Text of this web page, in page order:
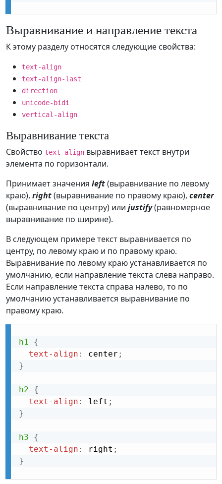
Выравнивание и направление текста
К этому разделу относятся следующие свойства:
text-align
text-align-last
direction
unicode-bidi
vertical-align
Выравнивание текста
Свойство text-align выравнивает текст внутри
элемента по горизонтали.
Принимает значения left(выравнивание по левому
краю), right(выравнивание по правому краю), center
(выравнивание по центру) или justify(равномерное
выравнивание по ширине).
В следующем примере текст выравнивается по
центру, по левому краю и по правому краю.
Выравнивание по левому краю устанавливается по
умолчанию, если направление текста слева направо.
Если направление текста справа налево, то по
умолчанию устанавливается выравнивание по
правому краю.
h1
{
text-align : center ;
}
h2
{
text-align : left ;
}
h3
{
text-align : right ;
}